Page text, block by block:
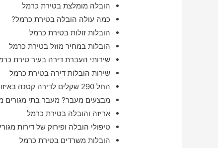
הובלה מומלצת בטירת כרמל
כמה עולה הובלה בטירת כרמל?
הובלות זולות בטירת כרמל
הובלות במחיר מוזל בטירת כרמל
שירותי העברת דירה בעיר טירת
שירות הובלות דירה בטירת כרמל
החל 290 שקלים לדירה קטנה באיזור טירת כרמל
מבצעים מעבר? מעבר בתי מגורים
אריזה והובלה בטירת כרמל
טיפולי הובלה ופירוק של דירות
הובלות משרדים בטירת כרמל